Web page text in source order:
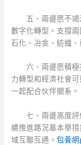
五、兩邊愿不
數字化轉型。支撐
石化、冶金、紡織
六、兩邊愿積
力轉型和經濟社會
一起配合伙伴關系。
七、兩邊高度
續推進路況基本舉
域互聯互通。包養